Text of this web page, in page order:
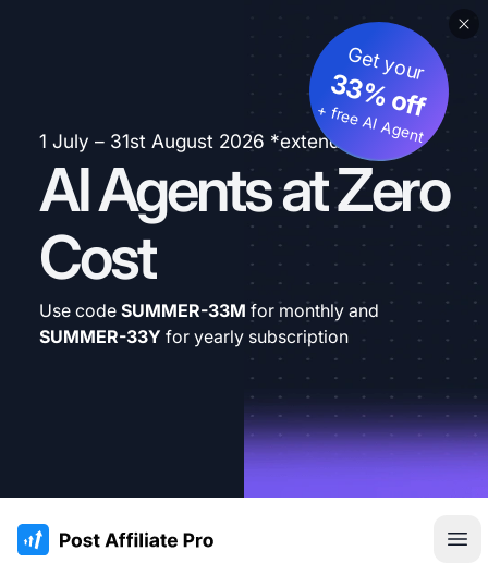
1 July – 31st August 2026 *extended
AI Agents at Zero
Cost
Get your
33% off
+ free AI Agent
Use code SUMMER-33M for monthly and
SUMMER-33Y for yearly subscription
:site.title